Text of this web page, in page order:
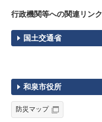
行政機関等への関連リンク
国土交通省
和泉市役所
防災マップ